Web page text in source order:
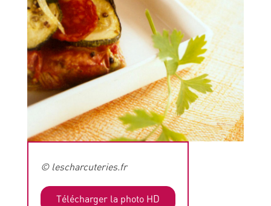
© lescharcuteries.fr
Télécharger la photo HD